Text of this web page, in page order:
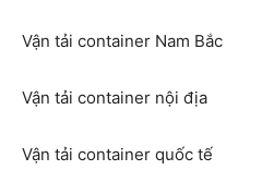
Vận tải container Nam Bắc
Vận tải container nội địa
Vận tải container quốc tế